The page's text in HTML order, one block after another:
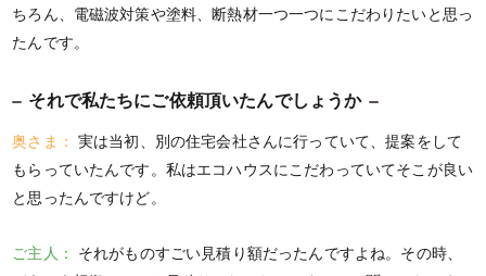
ちろん、電磁波対策や塗料、断熱材一つ一つにこだわりたいと思っ
たんです。
それで私たちにご依頼頂いたんでしょうか
奥さま： 実は当初、別の住宅会社さんに行っていて、提案をして
もらっていたんです。私はエコハウスにこだわっていてそこが良い
と思ったんですけど。
ご主人：
それがものすごい見積り額だったんですよね。その時、